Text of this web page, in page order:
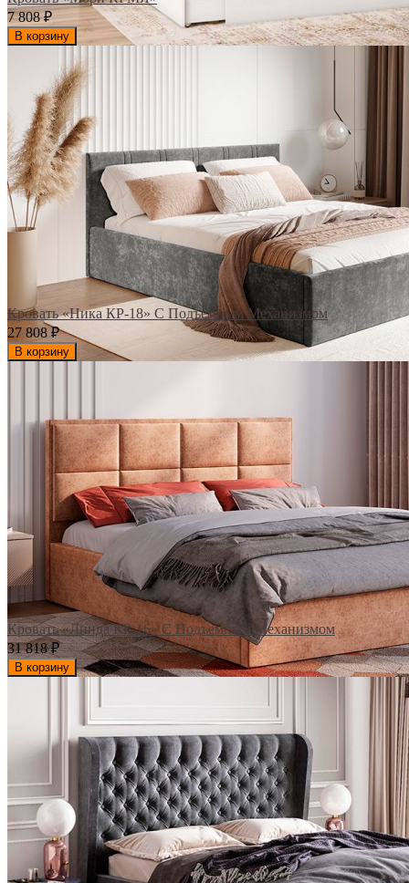
7 808₽
В корзину
Кровать «Ника КР-18» С Подъемным Механизмом
27 808₽
В корзину
Кровать «Линда КР-16» С Подъемным Механизмом
31 818₽
В корзину